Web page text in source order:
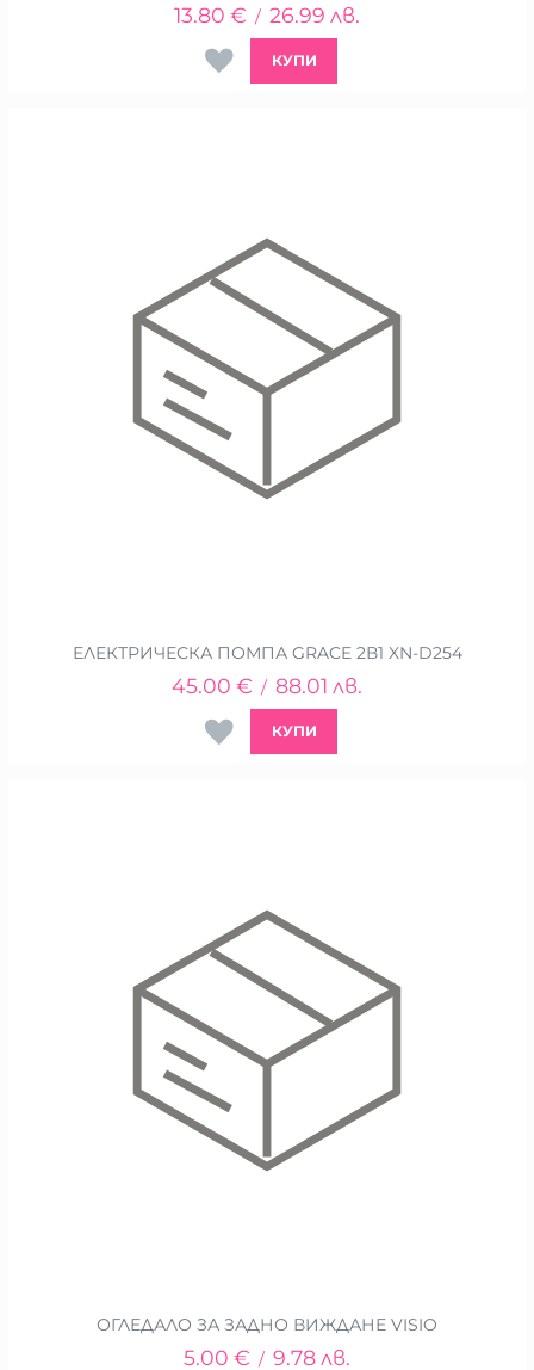
13.80 € / 26.99 лв.
КУПИ
ЕЛЕКТРИЧЕСКА ПОМПА GRACE 2В1 XN-D254
45.00 € / 88.01 лв.
КУПИ
ОГЛЕДАЛО ЗА ЗАДНО ВИЖДАНЕ VISIO
5.00 € / 9.78лв.